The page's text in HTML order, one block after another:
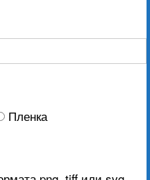
Пленка